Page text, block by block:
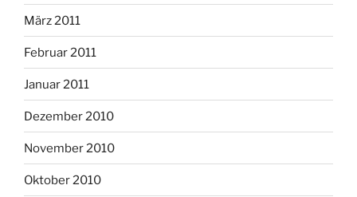
März 2011
Februar 2011
Januar 2011
Dezember 2010
November 2010
Oktober 2010